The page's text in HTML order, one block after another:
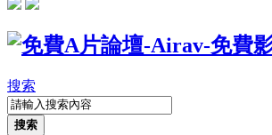
搜索
搜索